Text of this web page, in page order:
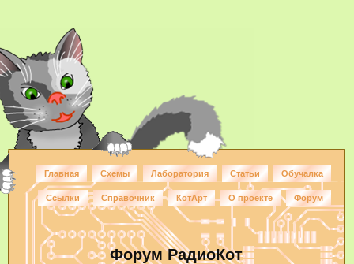
Главная Схемы Лаборатория Статьи Обучалка
Ссылки Справочник КотАрт О проекте Форум
Форум РадиоКот